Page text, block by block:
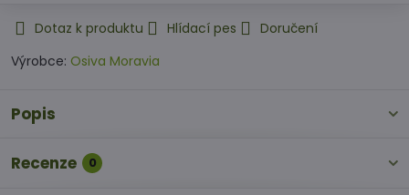
Dotaz k produktu Hlídací pes
Doručení
Výrobce: Osiva Moravia
Popis
Recenze 0